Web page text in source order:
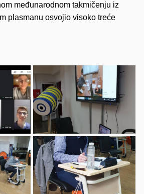
međunarodnom takmičenju iz
plasmanu osvojio visoko treće